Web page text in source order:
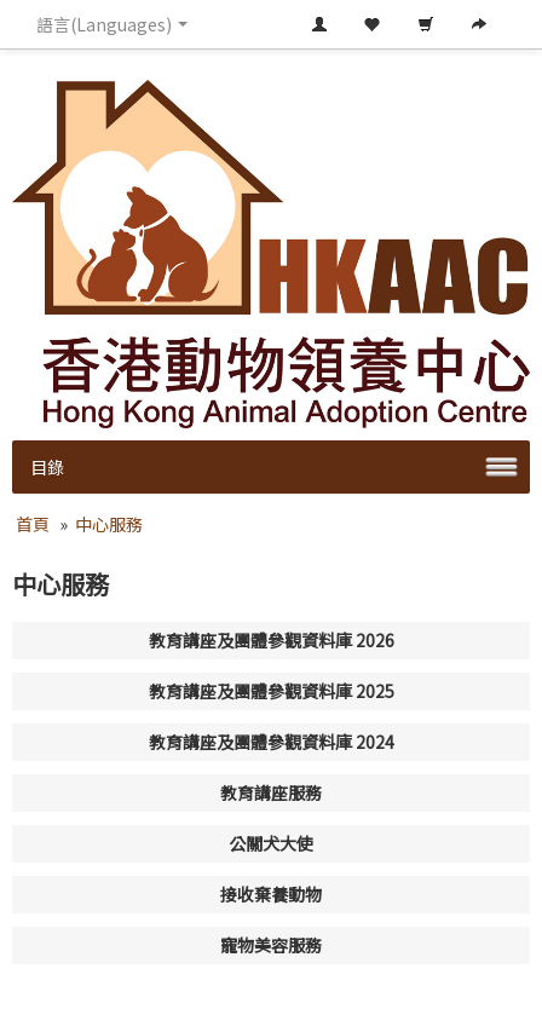
語言(Languages)
目錄
首頁 » 中心服務
中心服務
教育講座及團體參觀資料庫 2026
教育講座及團體參觀資料庫 2025
教育講座及團體參觀資料庫 2024
教育講座服務
公關犬大使
接收棄養動物
寵物美容服務